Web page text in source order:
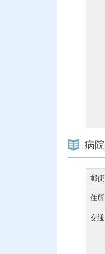
病
郵
住所
交